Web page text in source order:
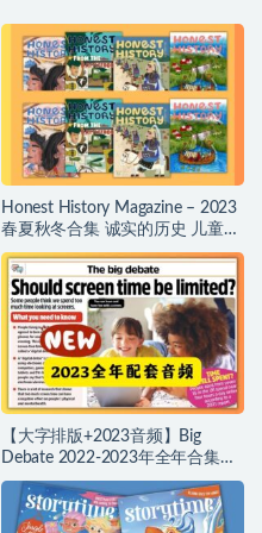
Honest History Magazine – 2023
春夏秋冬合集 诚实的历史 儿童杂
志 PDF~编号【YZ0049】
【大字排版+2023音频】Big
Debate 2022-2023年全年合集来
啦！英文外刊大辩论！提升逻辑
思维和口语辩论能力，考试题
源、写作、备考！~编号